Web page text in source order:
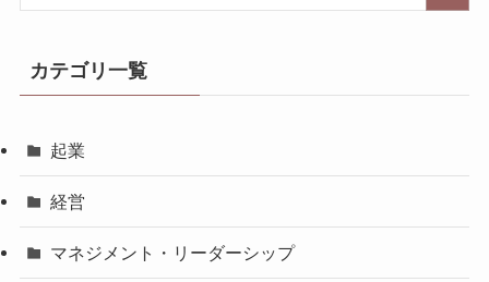
カテゴリ一覧
起業
経営
マネジメント・リーダーシップ